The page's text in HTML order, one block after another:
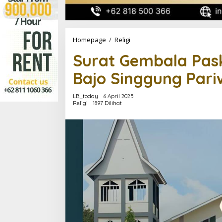
Homepage / Religi
Paskah
2025,
Uskup
Labuan
Bajo
Surat Gembala
Bajo Singgung
LB_today
6 April 2025
Religi
1897 Dilihat